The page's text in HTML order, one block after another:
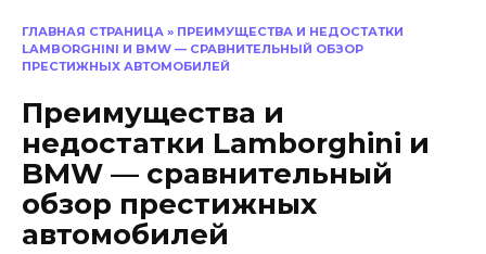
ГЛАВНАЯ СТРАНИЦА » ПРЕИМУЩЕСТВА И НЕДОСТАТКИ
LAMBORGHINI И BMW — СРАВНИТЕЛЬНЫЙ ОБЗОР
ПРЕСТИЖНЫХ АВТОМОБИЛЕЙ
Преимущества и
недостатки Lamborghini и
BMW — сравнительный
обзор престижных
автомобилей